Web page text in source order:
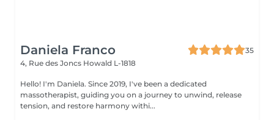
Daniela Franco
35
4, Rue des Joncs Howald L-1818
Hello! I'm Daniela. Since 2019, I've been a dedicated
massotherapist, guiding you on a journey to unwind, release
tension, and restore harmony withi...